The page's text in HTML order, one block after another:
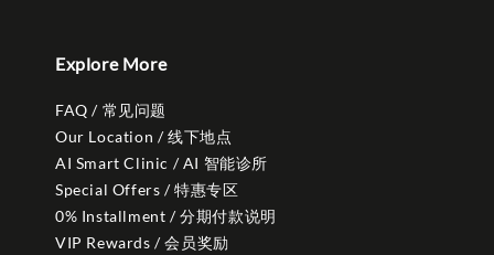
Explore More
FAQ / 常见问题
Our Location / 线下地点
AI Smart Clinic / AI 智能诊所
Special Offers / 特惠专区
0% Installment / 分期付款说明
VIP Rewards / 会员奖励